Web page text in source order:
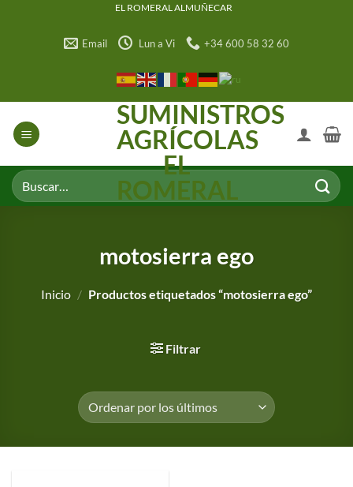
EL ROMERAL ALMUÑECAR
Email Lun a Vi +34 600 58 32 60
SUMINISTROS
AGRÍCOLAS
EL
ROMERAL
Buscar
por:
motosierra ego
Inicio / Productos etiquetados “motosierra ego”
Filtrar